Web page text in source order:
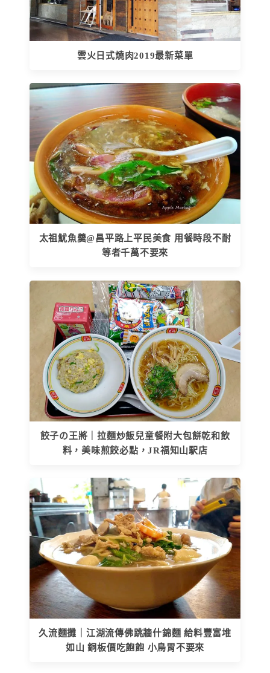
雲火日式燒肉2019最新菜單
太祖魷魚羹@昌平路上平民美食 用餐時段不耐
等者千萬不要來
餃子の王將｜拉麵炒飯兒童餐附大包餅乾和飲
料，美味煎餃必點，JR福知山駅店
久流麵攤｜江湖流傳佛跳牆什錦麵 給料豐富堆
如山 銅板價吃飽飽 小鳥胃不要來